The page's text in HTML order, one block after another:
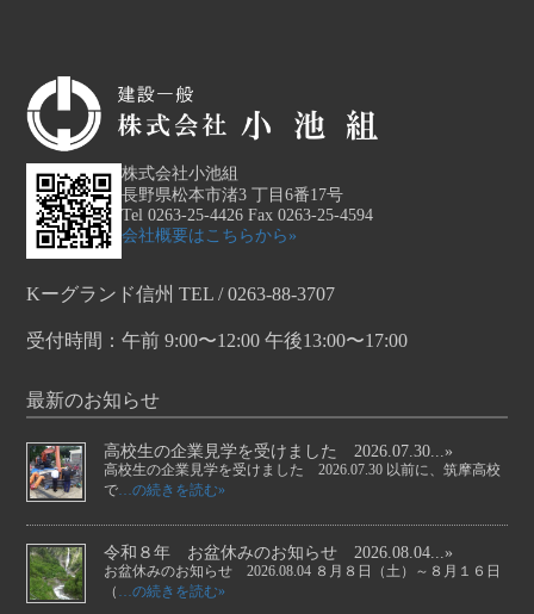
株式会社小池組
長野県松本市渚3 丁目6番17号
Tel 0263-25-4426 Fax 0263-25-4594
会社概要はこちらから»
Kーグランド信州 TEL / 0263-88-3707
受付時間：午前 9:00〜12:00 午後13:00〜17:00
最新のお知らせ
高校生の企業見学を受けました 2026.07.30...»
高校生の企業見学を受けました 2026.07.30 以前に、筑摩高校
で…の続きを読む»
令和８年 お盆休みのお知らせ 2026.08.04...»
お盆休みのお知らせ 2026.08.04 ８月８日（土）～８月１６日
（ …の続きを読む»